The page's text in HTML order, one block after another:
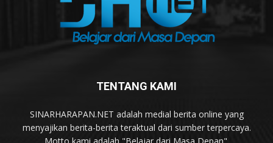
TENTANG KAMI
SINARHARAPAN.NET adalah medial berita online yang
menyajikan berita-berita teraktual dari sumber terpercaya.